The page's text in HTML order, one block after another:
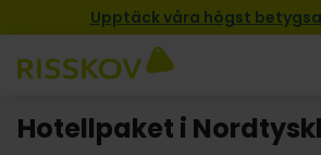
Upptäck våra högst
Hotellpaket i